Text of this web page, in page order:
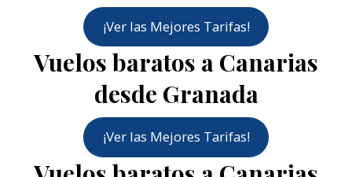
¡Ver las Mejores Tarifas!
Vuelos baratos a Canarias
desde Granada
¡Ver las Mejores Tarifas!